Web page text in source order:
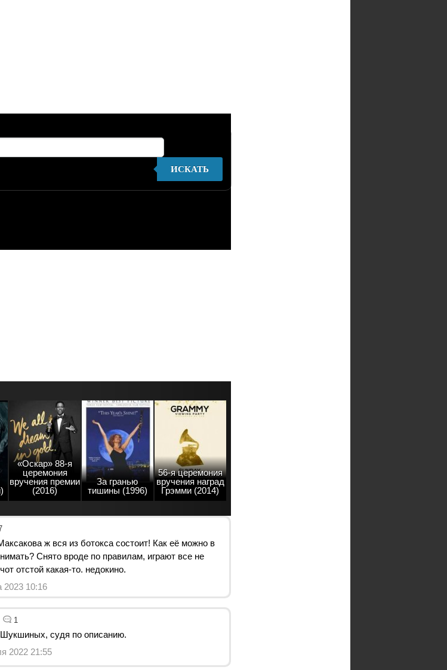
ИСКАТЬ
«Оскар» 88-я
церемония
вручения премии
(2016)
За гранью
тишины (1996)
56-я церемония
вручения наград
Грэмми (2014)
ж вся из ботокса состоит! Как её можно в
Снято вроде по правилам, играют все не
отстойкакая-то. недокино.
2023 10:16
1
судя по описанию.
2022 21:55